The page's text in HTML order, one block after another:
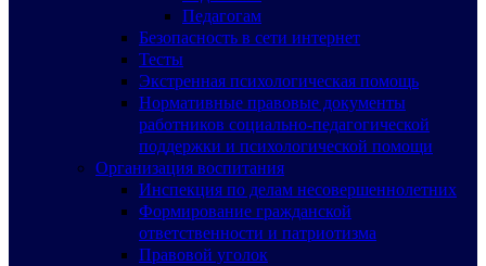
Педагогам
Безопасность в сети интернет
Тесты
Экстренная психологическая помощь
Нормативные правовые документы
работников социально-педагогической
поддержки и психологической помощи
Организация воспитания
Инспекция по делам несовершеннолетних
Формирование гражданской
ответственности и патриотизма
Правовой уголок